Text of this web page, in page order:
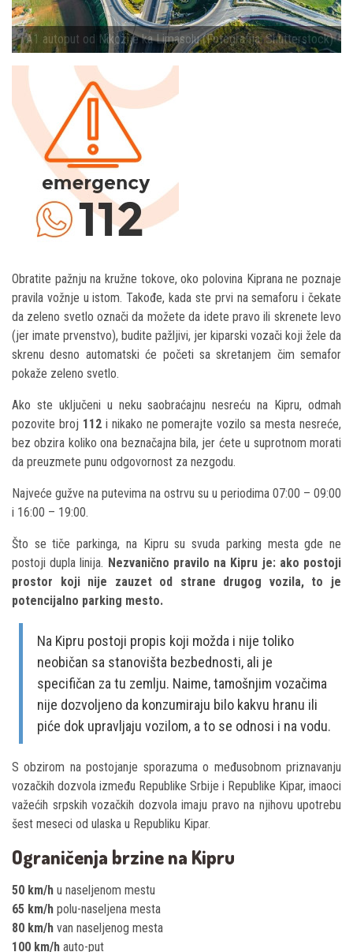
A1 autoput od Nikozije ka Limasolu (Fotografija: Shutterstock)
Obratite pažnju na kružne tokove, oko polovina Kiprana ne poznaje
pravila vožnje u istom. Takođe, kada ste prvi na semaforu i čekate
da zeleno svetlo označi da možete da idete pravo ili skrenete levo
(jer imate prvenstvo), budite pažljivi, jer kiparski vozači koji žele da
skrenu desno automatski će početi sa skretanjem čim semafor
pokaže zeleno svetlo.
Ako ste uključeni u neku saobraćajnu nesreću na Kipru, odmah
pozovite broj 112i nikako ne pomerajte vozilo sa mesta nesreće,
bez obzira koliko ona beznačajna bila, jer ćete u suprotnom morati
da preuzmete punu odgovornost za nezgodu.
Najveće gužve na putevima na ostrvu su u periodima 07:00 – 09:00
i 16:00 – 19:00.
Što se tiče parkinga, na Kipru su svuda parking mesta gde ne
postoji dupla linija. Nezvanično pravilo na Kipru je: ako postoji
prostor koji nije zauzet od strane drugog vozila, to je
potencijalno parking mesto.
Na Kipru postoji propis koji možda i nije toliko
neobičan sa stanovišta bezbednosti, ali je
specifičan za tu zemlju. Naime, tamošnjim vozačima
nije dozvoljeno da konzumiraju bilo kakvu hranu ili
piće dok upravljaju vozilom, a to se odnosi i na vodu.
S obzirom na postojanje sporazuma o međusobnom priznavanju
vozačkih dozvola između Republike Srbije i Republike Kipar, imaoci
važećih srpskih vozačkih dozvola imaju pravo na njihovu upotrebu
šest meseci od ulaska u Republiku Kipar.
Ograničenja brzine na Kipru
50 km/h u naseljenom mestu
65 km/h polu-naseljena mesta
80 km/h van naseljenog mesta
100 km/h auto-put